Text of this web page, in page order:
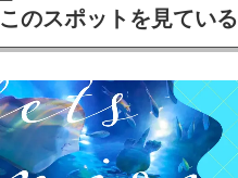
このスポットを見ている